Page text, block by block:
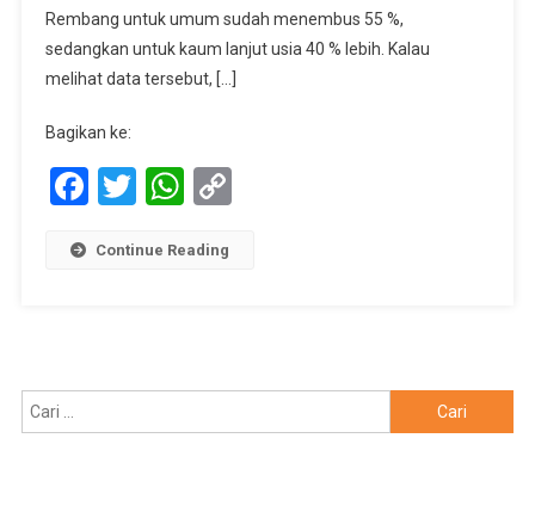
Rembang untuk umum sudah menembus 55 %,
sedangkan untuk kaum lanjut usia 40 % lebih. Kalau
melihat data tersebut, […]
Bagikan ke:
Facebook
TwitterWhatsApp
Copy
Continue Reading
untuk: